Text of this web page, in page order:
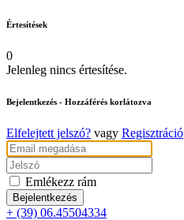
Értesítések
0
Jelenleg nincs értesítése.
Bejelentkezés - Hozzáférés korlátozva
Elfelejtett jelszó? vagy Regisztráció
Emlékezz rám
+ (39) 06.45504334